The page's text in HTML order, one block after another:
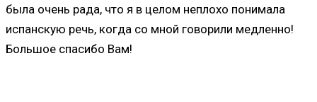
была очень рада, что я в целом неплохо понимала
испанскую речь, когда со мной говорили медленно!
Большое спасибо Вам!